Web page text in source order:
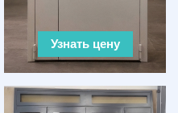
Узнать цену